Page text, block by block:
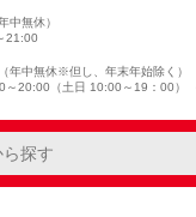
中無休）
21:00
年中無休※但し、年末年始除く）
～20:00（土日 10:00～19：00）